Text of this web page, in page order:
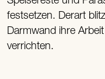
festsetzen. Derart
Darmwand ihre
verrichten.